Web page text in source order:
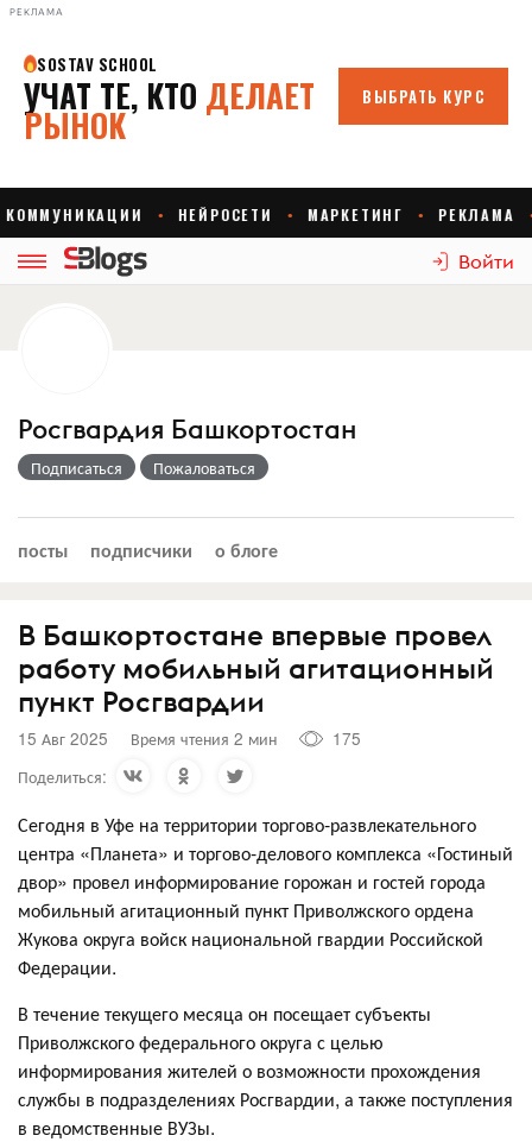
РЕКЛАМА
Войти
Росгвардия Башкортостан
Подписаться Пожаловаться
посты подписчики о блоге
В Башкортостане впервые провел
работу мобильный агитационный
пункт Росгвардии
15 Авг 2025 Время чтения 2 мин
175
Поделиться:
Сегодня в Уфе на территории торгово-развлекательного
центра «Планета» и торгово-делового комплекса «Гостиный
двор» провел информирование горожан и гостей города
мобильный агитационный пункт Приволжского ордена
Жукова округа войск национальной гвардии Российской
Федерации.
В течение текущего месяца он посещает субъекты
Приволжского федерального округа с целью
информирования жителей о возможности прохождения
службы в подразделениях Росгвардии, а также поступления
в ведомственные ВУЗы.